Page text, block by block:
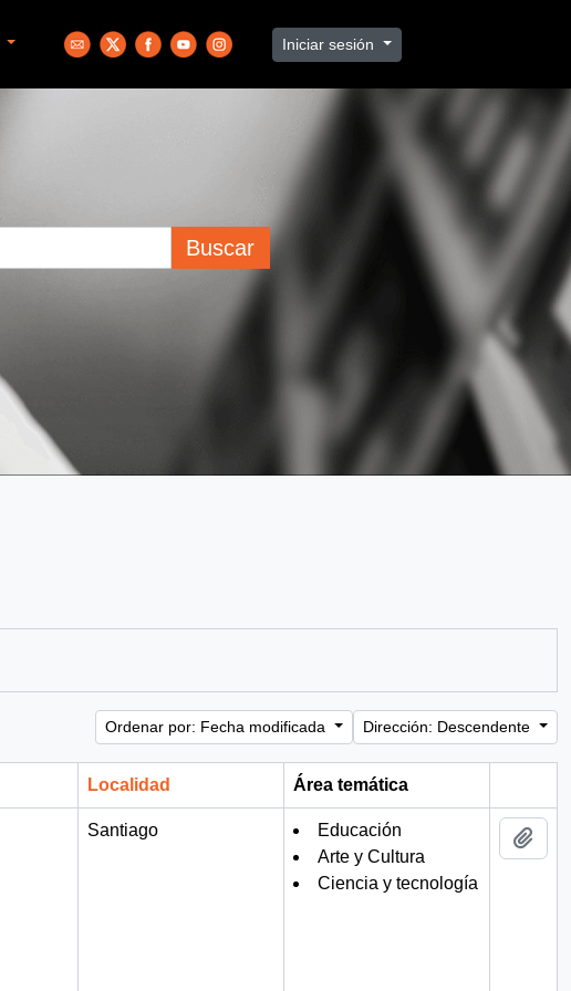
Iniciar sesión
Buscar
Ordenar por: Fecha modificada Dirección: Descendente
Localidad
Área temática
Santiago
Educación
Arte y Cultura
Ciencia y tecnología